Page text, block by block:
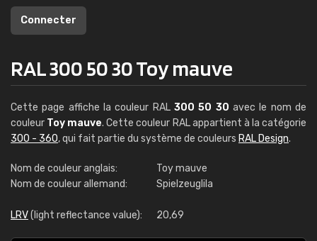
Connecter
RAL 300 50 30 Toy mauve
Cette page affiche la couleur RAL 300 50 30 avec le nom de
couleur Toy mauve. Cette couleur RAL appartient à la catégorie
300 - 360, qui fait partie du système de couleurs RAL Design.
Nom de couleur anglais:
Toy mauve
Nom de couleur allemand:
Spielzeuglila
LRV(light reflectance value): 20,69